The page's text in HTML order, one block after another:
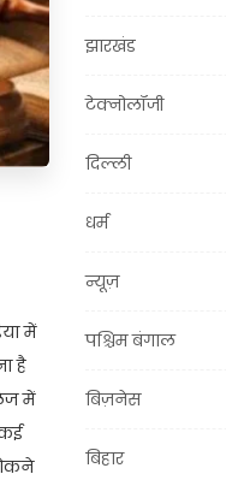
में
है
में
झारखंड
टेक्नोलॉजी
दिल्ली
धर्म
न्यूज़
पश्चिम बंगाल
बिज़नेस
बिहार